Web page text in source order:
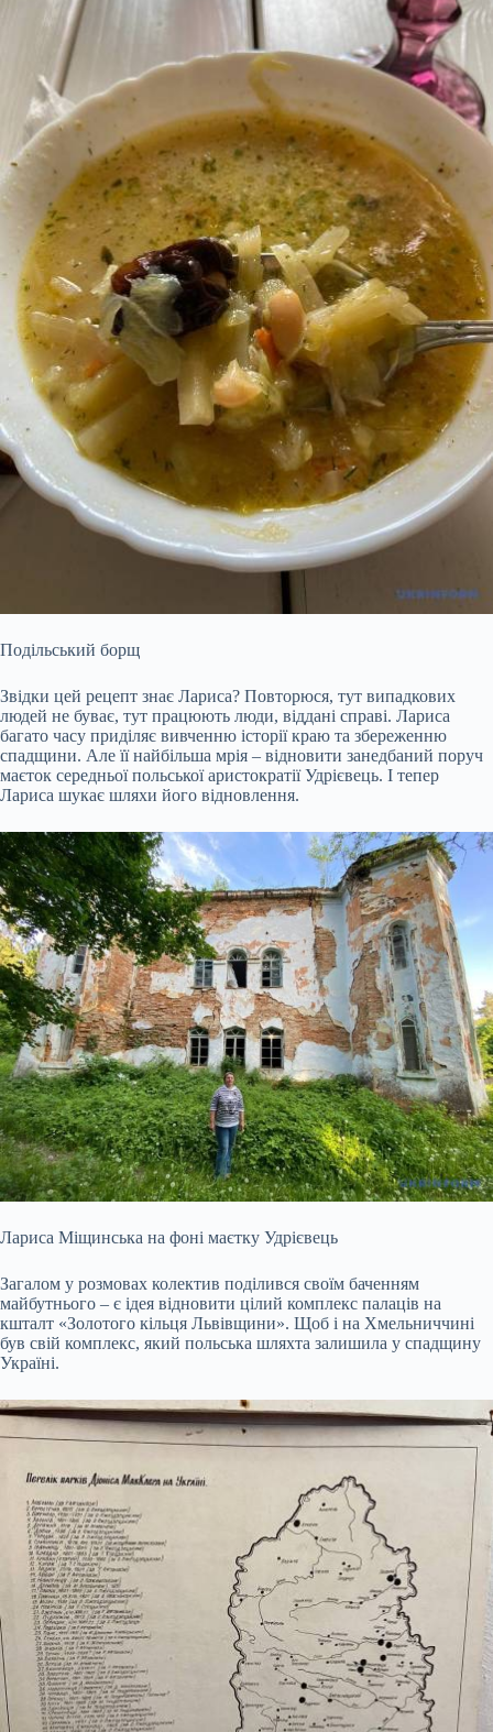
Подільський борщ
Звідки цей рецепт знає Лариса? Повторюся, тут випадкових
людей не буває, тут працюють люди, віддані справі. Лариса
багато часу приділяє вивченню історії краю та збереженню
спадщини. Але її найбільша мрія – відновити занедбаний поруч
маєток середньої польської аристократії Удрієвець. І тепер
Лариса шукає шляхи його відновлення.
Лариса Міщинська на фоні маєтку Удрієвець
Загалом у розмовах колектив поділився своїм баченням
майбутнього – є ідея відновити цілий комплекс палаців на
кшталт «Золотого кільця Львівщини». Щоб і на Хмельниччині
був свій комплекс, який польська шляхта залишила у спадщину
Україні.